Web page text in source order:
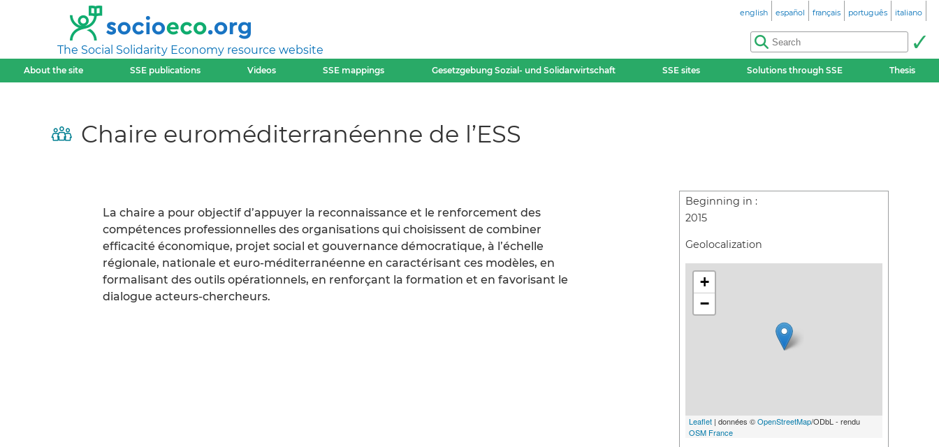
The Social Solidarity Economy resource website
english español français português italiano
About the site SSE publications Videos SSE mappings Gesetzgebung Sozial- und Solidarwirtschaft SSE sites Solutions through SSE Thesis
Chaire euroméditerranéenne de l’ESS
La chaire a pour objectif d’appuyer la reconnaissance et le renforcement des
compétences professionnelles des organisations qui choisissent de combiner
efficacité économique, projet social et gouvernance démocratique, à l’échelle
régionale, nationale et euro-méditerranéenne en caractérisant ces modèles, en
formalisant des outils opérationnels, en renforçant la formation et en favorisant le
dialogue acteurs-chercheurs.
Beginning in :
2015
Geolocalization
+
−
Leaflet | données ©OpenStreetMap/ODbL - rendu
OSM France